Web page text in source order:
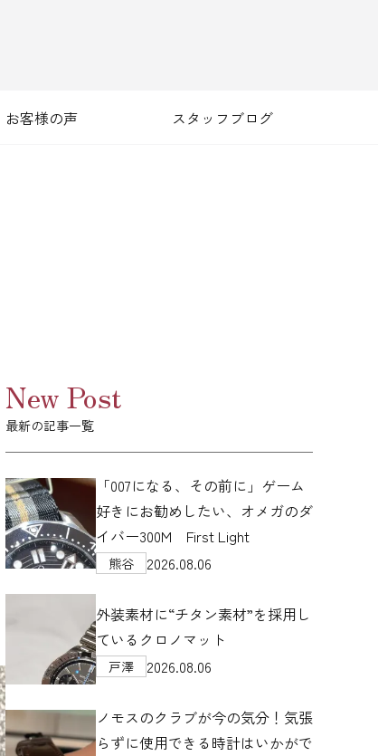
お客様の声 スタッフブログ
New Post
最新の記事一覧
「007になる、その前に」ゲーム
好きにお勧めしたい、オメガのダ
イバー300M First Light
熊谷 2026.08.06
外装素材に“チタン素材”を採用し
ているクロノマット
戸澤 2026.08.06
ノモスのクラブが今の気分！気張
らずに使用できる時計はいかがで